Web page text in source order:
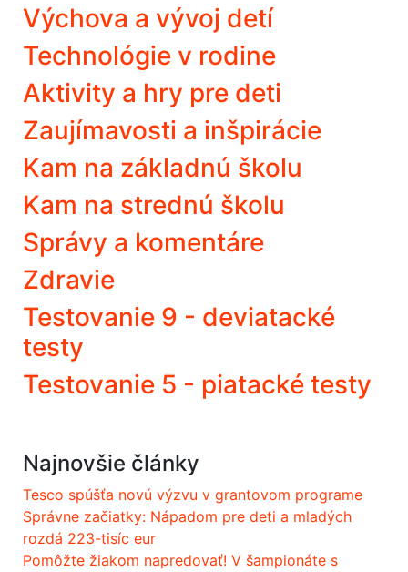
Výchova a vývoj detí
Technológie v rodine
Aktivity a hry pre deti
Zaujímavosti a inšpirácie
Kam na základnú školu
Kam na strednú školu
Správy a komentáre
Zdravie
Testovanie 9 - deviatacké
testy
Testovanie 5 - piatacké testy
Najnovšie články
Tesco spúšťa novú výzvu v grantovom programe
Správne začiatky: Nápadom pre deti a mladých
rozdá 223-tisíc eur
Pomôžte žiakom napredovať! V šampionáte s